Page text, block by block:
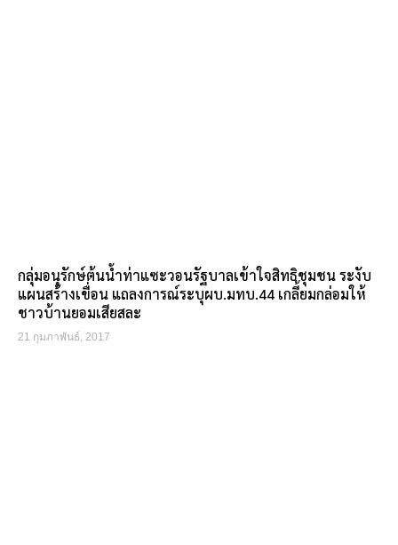
กลุ่มอนุรักษ์ต้นน้ำท่าแซะวอนรัฐบาลเข้าใจสิทธิชุมชน ระงับ
แผนสร้างเขื่อน แถลงการณ์ระบุผบ.มทบ.44 เกลี้ยมกล่อมให้
ชาวบ้านยอมเสียสละ
21 กุมภาพันธ์, 2017